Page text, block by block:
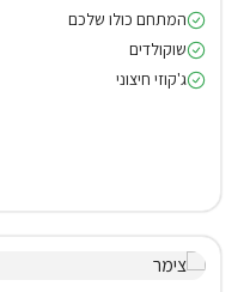
המתחם כולו שלכם
שוקולדים
ג'קוזי חיצוני